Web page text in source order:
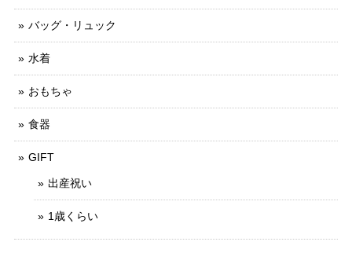
バッグ・リュック
水着
おもちゃ
食器
GIFT
出産祝い
1歳くらい